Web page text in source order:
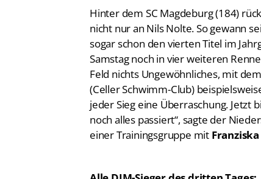
Hinter dem SC Magdeburg (184)
nicht nur an Nils Nolte. So gewann
sogar schon den vierten Titel im
Samstag noch in vier weiteren
Feld nichts Ungewöhnliches, mit
(Celler Schwimm-Club)
jeder Sieg eine Überraschung. Jetzt
noch alles passiert“, sagte der
einer Trainingsgruppe mit